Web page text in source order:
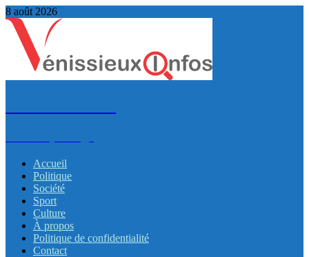
8 août 2026
Accueil
Politique
Société
Sport
Culture
À propos
Politique de confidentialité
Contact